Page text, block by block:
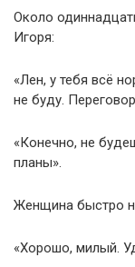
Около
Игоря:
«Лен, у тебя всё
не буду.
«Конечно, не
планы».
Женщина быстро
«Хорошо, милый.